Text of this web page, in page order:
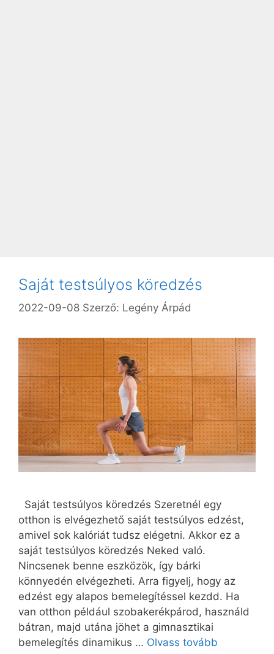
Saját testsúlyos köredzés
2022-09-08 Szerző: Legény Árpád
Saját testsúlyos köredzés Szeretnél egy
otthon is elvégezhető saját testsúlyos edzést,
amivel sok kalóriát tudsz elégetni. Akkor ez a
saját testsúlyos köredzés Neked való.
Nincsenek benne eszközök, így bárki
könnyedén elvégezheti. Arra figyelj, hogy az
edzést egy alapos bemelegítéssel kezdd. Ha
van otthon például szobakerékpárod, használd
bátran, majd utána jöhet a gimnasztikai
bemelegítés dinamikus … Olvass tovább